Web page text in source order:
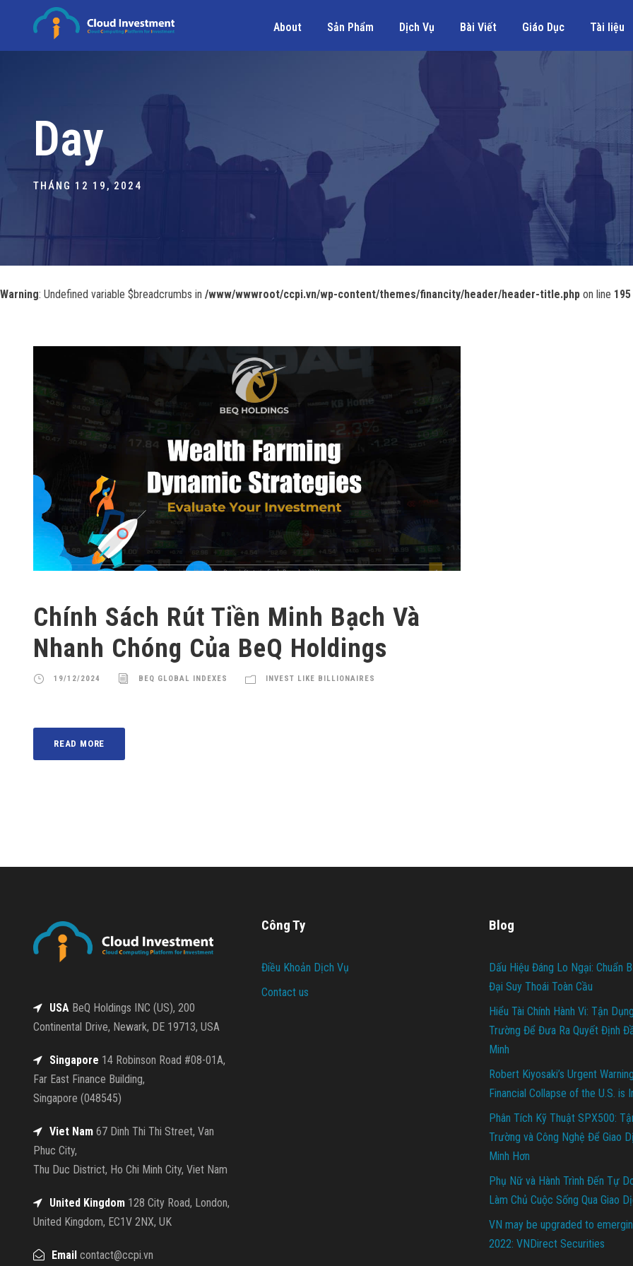
About Sản Phẩm Dịch Vụ Bài Viết Giáo Dục Tài liệu
Day
THÁNG 12 19, 2024
Warning: Undefined variable $breadcrumbs in /www/wwwroot/ccpi.vn/wp-content/themes/financity/header/header-title.php on line 195
Chính Sách Rút Tiền Minh Bạch Và
Nhanh Chóng Của BeQ Holdings
19/12/2024 BEQ GLOBAL INDEXES INVEST LIKE BILLIONAIRES
READ MORE
USA BeQ Holdings INC (US), 200
Continental Drive, Newark, DE 19713, USA
Singapore 14 Robinson Road #08-01A,
Far East Finance Building,
Singapore (048545)
Viet Nam 67 Dinh Thi Thi Street, Van
Phuc City,
Thu Duc District, Ho Chi Minh City, Viet Nam
United Kingdom 128 City Road, London,
United Kingdom, EC1V 2NX, UK
Email contact@ccpi.vn
Công Ty
Điều Khoản Dịch Vụ
Contact us
Blog
Dấu Hiệu Đáng Lo Ngại: Chuẩn
Đại Suy Thoái Toàn Cầu
Hiểu Tài Chính Hành Vi: Tận
Trường Để Đưa Ra Quyết Định
Minh
Robert Kiyosaki’s Urgent
Financial Collapse of the U.S. is
Phân Tích Kỹ Thuật SPX500:
Trường và Công Nghệ Để Giao
Minh Hơn
Phụ Nữ và Hành Trình Đến Tự
Làm Chủ Cuộc Sống Qua Giao
VN may be upgraded to
2022: VNDirect Securities